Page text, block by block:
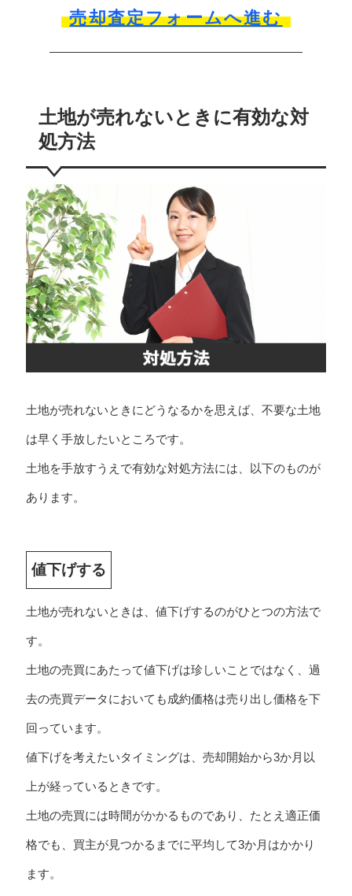
売却査定フォームへ進む
土地が売れないときに有効な対
処方法
土地が売れないときにどうなるかを思えば、不要な土地
は早く手放したいところです。
土地を手放すうえで有効な対処方法には、以下のものが
あります。
値下げする
土地が売れないときは、値下げするのがひとつの方法で
す。
土地の売買にあたって値下げは珍しいことではなく、過
去の売買データにおいても成約価格は売り出し価格を下
回っています。
値下げを考えたいタイミングは、売却開始から3か月以
上が経っているときです。
土地の売買には時間がかかるものであり、たとえ適正価
格でも、買主が見つかるまでに平均して3か月はかかり
ます。